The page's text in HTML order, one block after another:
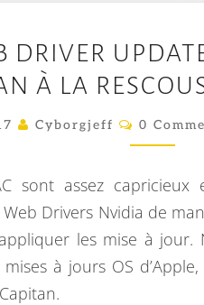
U
R
F
C
X
.
V
I
I
W
E
B
D
DRIVER
À LA
Cyborgjeff
C
M
E
N
T
A
I
E
0
sont assez capricieux
Drivers Nvidia de
les mise à jour.
à jours OS